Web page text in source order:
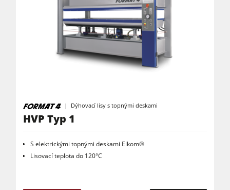
Dýhovací lisy s topnými deskami
HVP Typ 1
S elektrickými topnými deskami Elkom®
Lisovací teplota do 120°C